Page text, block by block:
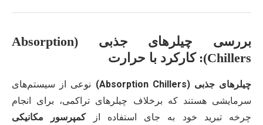
بررسی چیلرهای جذبی (Absorption
Chillers): کارکرد با حرارت
چیلرهای جذبی (Absorption Chillers)
نوعی از سیستم‌های
سرمایشی هستند که برخلاف چیلرهای تراکمی، برای انجام
چرخه تبرید خود به جای استفاده ازکمپرسور مکانیکی